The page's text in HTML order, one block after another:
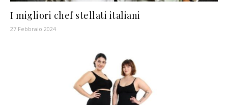
I migliori chef stellati italiani
27 Febbraio 2024